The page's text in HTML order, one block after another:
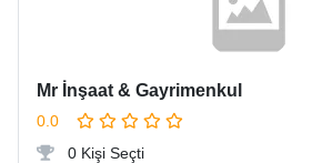
Mr İnşaat & Gayrimenkul
0.0
0 Kişi Seçti